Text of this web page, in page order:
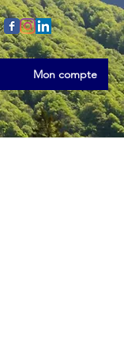
Mon compte
Se connecter